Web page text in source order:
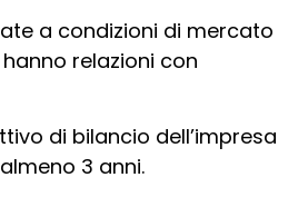
a condizioni di mercato
relazioni con
di bilancio dell’impresa
3 anni.